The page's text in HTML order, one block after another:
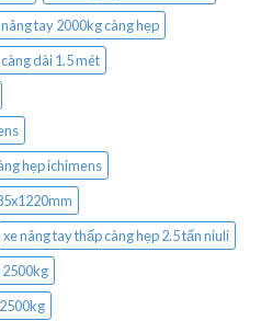
tay 2000kg càng hẹp
dài 1.5 mét
hẹp ichimens
xe nâng tay thấp càng hẹp 2.5 tấn niuli
2500kg